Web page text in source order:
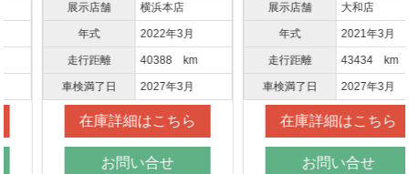
展示店舗 横浜本店
2022年3月
走行距離 40388 km
車検満了日 2027年3月
在庫詳細はこちら
お問い合せ
展示店舗 大和店
2021年3月
走行距離 43434 km
車検満了日 2027年3月
在庫詳細はこちら
お問い合せ